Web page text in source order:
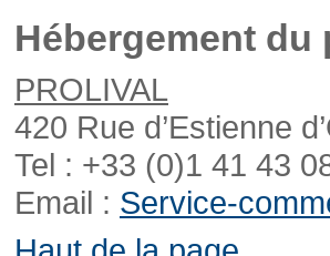
Hébergement du
PROLIVAL
420 Rue d’Estienne
Tel : +33 (0)1 41 43
Email : Service-